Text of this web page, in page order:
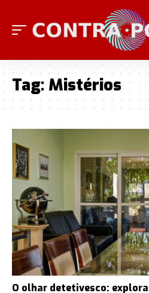
Tag: Mistérios
O olhar detetivesco: